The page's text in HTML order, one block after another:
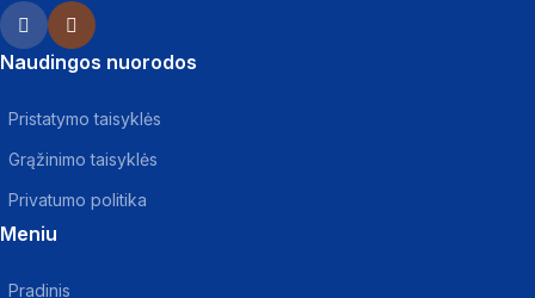
Naudingos nuorodos
Pristatymo taisyklės
Grąžinimo taisyklės
Privatumo politika
Meniu
Pradinis